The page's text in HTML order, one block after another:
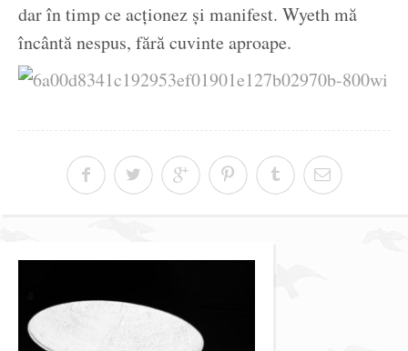
dar în timp ce acționez și manifest. Wyeth mă
încântă nespus, fără cuvinte aproape.